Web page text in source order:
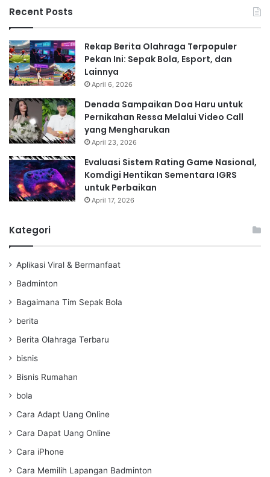
Recent Posts
Rekap Berita Olahraga Terpopuler
Pekan Ini: Sepak Bola, Esport, dan
Lainnya
April 6, 2026
Denada Sampaikan Doa Haru untuk
Pernikahan Ressa Melalui Video Call
yang Mengharukan
April 23, 2026
Evaluasi Sistem Rating Game Nasional,
Komdigi Hentikan Sementara IGRS
untuk Perbaikan
April 17, 2026
Kategori
Aplikasi Viral & Bermanfaat
Badminton
Bagaimana Tim Sepak Bola
berita
Berita Olahraga Terbaru
bisnis
Bisnis Rumahan
bola
Cara Adapt Uang Online
Cara Dapat Uang Online
Cara iPhone
Cara Memilih Lapangan Badminton